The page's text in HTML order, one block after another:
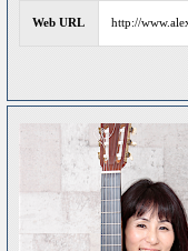
Web URL http://